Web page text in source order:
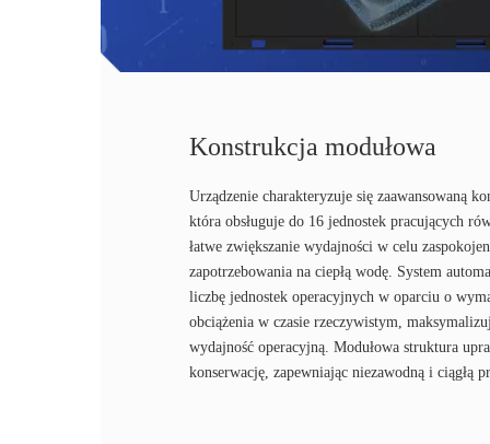
Konstrukcja modułowa
Urządzenie charakteryzuje się zaawansowaną
która obsługuje do 16 jednostek pracujących
łatwe zwiększanie wydajności w celu
zapotrzebowania na ciepłą wodę. System
liczbę jednostek operacyjnych w oparciu o
obciążenia w czasie rzeczywistym,
wydajność operacyjną. Modułowa struktura
konserwację, zapewniając niezawodną i ciągłą